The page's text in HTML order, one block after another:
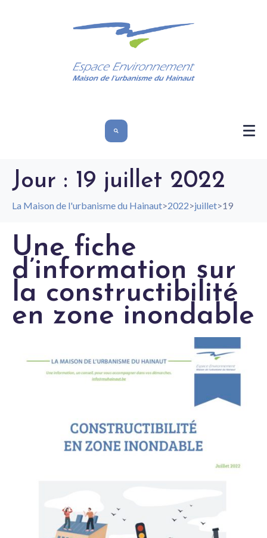
Jour : 19 juillet 2022
La Maison de l'urbanisme du Hainaut>2022>juillet>19
Une fiche
d’information sur
la constructibilité
en zone inondable